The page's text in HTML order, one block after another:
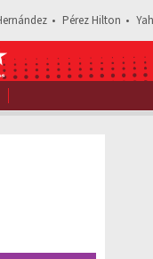
Pérez Hilton
Comparte esta noticia